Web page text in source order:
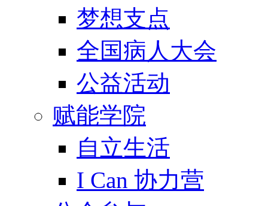
梦想支点
全国病人大会
公益活动
赋能学院
自立生活
I Can 协力营